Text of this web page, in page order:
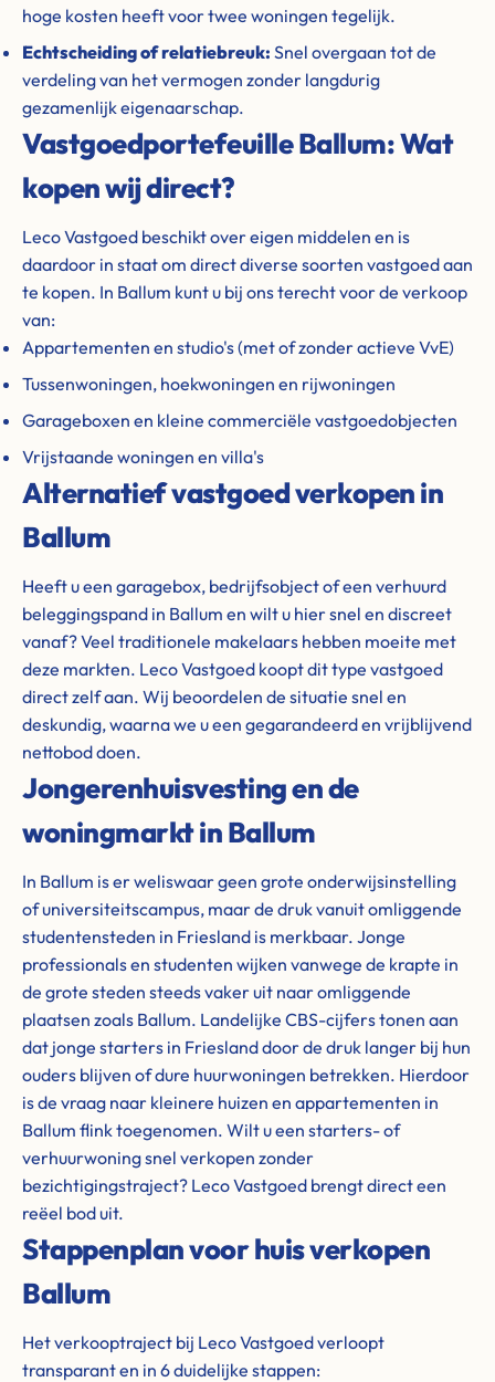
hoge kosten heeft voor twee woningen tegelijk.
Echtscheiding of relatiebreuk: Snel overgaan tot de
verdeling van het vermogen zonder langdurig
gezamenlijk eigenaarschap.
Vastgoedportefeuille Ballum: Wat
kopen wij direct?
Leco Vastgoed beschikt over eigen middelen en is
daardoor in staat om direct diverse soorten vastgoed aan
te kopen. In Ballum kunt u bij ons terecht voor de verkoop
van:
Appartementen en studio's (met of zonder actieve VvE)
Tussenwoningen, hoekwoningen en rijwoningen
Garageboxen en kleine commerciële vastgoedobjecten
Vrijstaande woningen en villa's
Alternatief vastgoed verkopen in
Ballum
Heeft u een garagebox, bedrijfsobject of een verhuurd
beleggingspand in Ballum en wilt u hier snel en discreet
vanaf? Veel traditionele makelaars hebben moeite met
deze markten. Leco Vastgoed koopt dit type vastgoed
direct zelf aan. Wij beoordelen de situatie snel en
deskundig, waarna we u een gegarandeerd en vrijblijvend
nettobod doen.
Jongerenhuisvesting en de
woningmarkt in Ballum
In Ballum is er weliswaar geen grote onderwijsinstelling
of universiteitscampus, maar de druk vanuit omliggende
studentensteden in Friesland is merkbaar. Jonge
professionals en studenten wijken vanwege de krapte in
de grote steden steeds vaker uit naar omliggende
plaatsen zoals Ballum. Landelijke CBS-cijfers tonen aan
dat jonge starters in Friesland door de druk langer bij hun
ouders blijven of dure huurwoningen betrekken. Hierdoor
is de vraag naar kleinere huizen en appartementen in
Ballum flink toegenomen. Wilt u een starters- of
verhuurwoning snel verkopen zonder
bezichtigingstraject? Leco Vastgoed brengt direct een
reëel bod uit.
Stappenplan voor huis verkopen
Ballum
Het verkooptraject bij Leco Vastgoed verloopt
transparant en in 6 duidelijke stappen: